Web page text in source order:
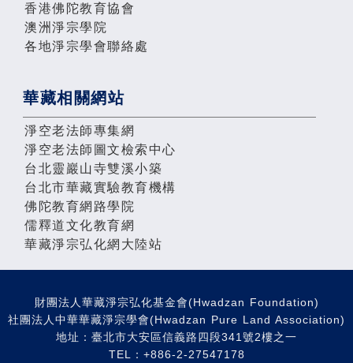
香港佛陀教育協會
澳洲淨宗學院
各地淨宗學會聯絡處
華藏相關網站
淨空老法師專集網
淨空老法師圖文檢索中心
台北靈巖山寺雙溪小築
台北市華藏實驗教育機構
佛陀教育網路學院
儒釋道文化教育網
華藏淨宗弘化網大陸站
財團法人華藏淨宗弘化基金會(Hwadzan Foundation)
社團法人中華華藏淨宗學會(Hwadzan Pure Land Association)
地址：臺北市大安區信義路四段341號2樓之一
TEL：+886-2-27547178